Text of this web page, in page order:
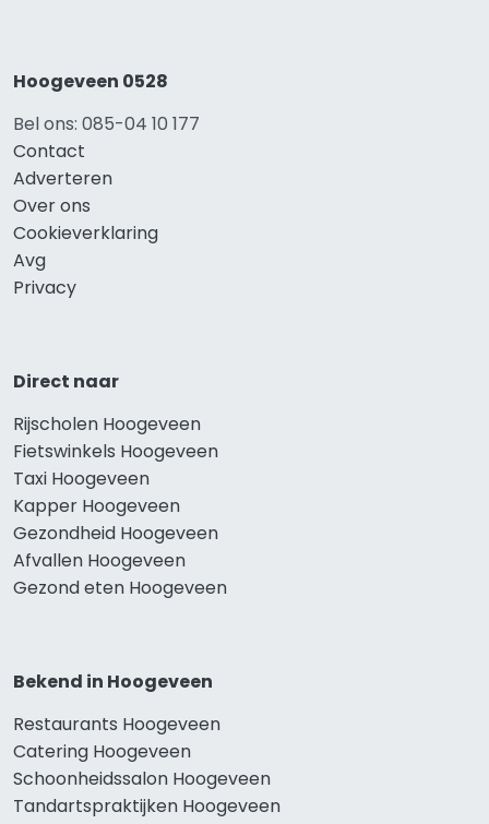
Hoogeveen 0528
Bel ons: 085-04 10 177
Contact
Adverteren
Over ons
Cookieverklaring
Avg
Privacy
Direct naar
Rijscholen Hoogeveen
Fietswinkels Hoogeveen
Taxi Hoogeveen
Kapper Hoogeveen
Gezondheid Hoogeveen
Afvallen Hoogeveen
Gezond eten Hoogeveen
Bekend in Hoogeveen
Restaurants Hoogeveen
Catering Hoogeveen
Schoonheidssalon Hoogeveen
Tandartspraktijken Hoogeveen